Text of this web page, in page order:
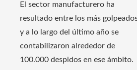
El sector manufacturero ha
resultado entre los más
y a lo largo del último año se
contabilizaron alrededor de
100.000 despidos en ese ámbito.